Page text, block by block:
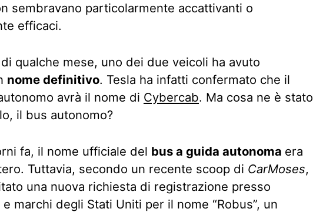
sembravano particolarmente accattivanti o
efficaci.
qualche mese, uno dei due veicoli ha avuto
nome definitivo. Tesla ha infatti confermato che il
avrà il nome di Cybercab. Ma cosa ne è stato
il bus autonomo?
fa, il nome ufficiale del bus a guida autonoma era
Tuttavia, secondo un recente scoop di CarMoses,
una nuova richiesta di registrazione presso
marchi degli Stati Uniti per il nome “Robus”, un